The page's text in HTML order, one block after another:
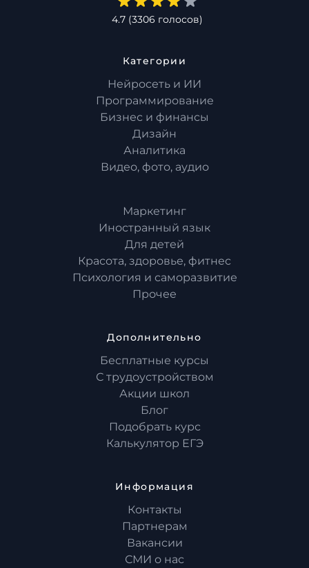
4.7 (3306 голосов)
Категории
Нейросеть и ИИ
Программирование
Бизнес и финансы
Дизайн
Аналитика
Видео, фото, аудио
Маркетинг
Иностранный язык
Для детей
Красота, здоровье, фитнес
Психология и саморазвитие
Прочее
Дополнительно
Бесплатные курсы
С трудоустройством
Акции школ
Блог
Подобрать курс
Калькулятор ЕГЭ
Информация
Контакты
Партнерам
Вакансии
СМИ о нас